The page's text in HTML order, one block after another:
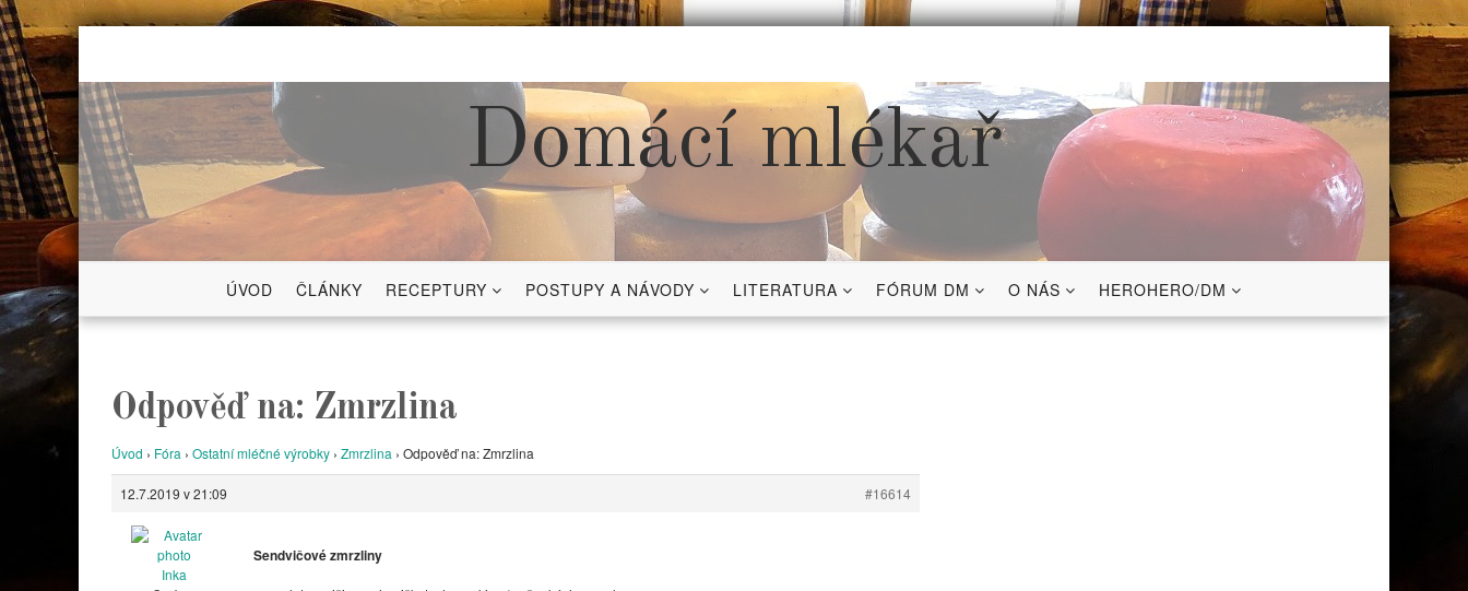
Skip
content
Domácí mlékař
ÚVOD ČLÁNKY RECEPTURY POSTUPY A NÁVODY LITERATURA FÓRUM DM O NÁS HEROHERO/DM
Odpověď na: Zmrzlina
Úvod › Fóra › Ostatní mléčné výrobky › Zmrzlina › Odpověď na: Zmrzlina
12.7.2019 v 21:09 #16614
Inka
Sendvičové zmrzliny